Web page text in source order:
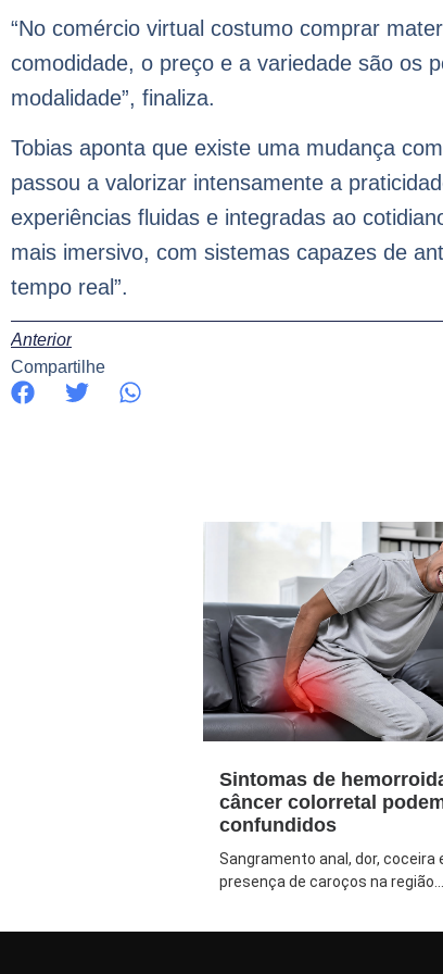
“No comércio virtual costumo comprar
comodidade, o preço e a variedade são os
modalidade”, finaliza.
Tobias aponta que existe uma mudança
passou a valorizar intensamente a
experiências fluidas e integradas ao
mais imersivo, com sistemas capazes de
tempo real”.
Anterior
Compartilhe
Sintomas de
câncer colorretal
confundidos
Sangramento anal, dor, coceira
presença de caroços na região...